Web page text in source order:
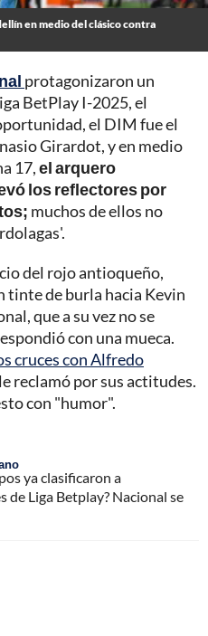
en medio del clásico contra
protagonizaron un
BetPlay I-2025, el
el DIM fue el
Girardot, y en medio
17,el arquero
los reflectores por
muchos de ellos no
del rojo antioqueño,
tinte de burla hacia Kevin
que a su vez no se
con una mueca.
cruces con Alfredo
reclamó por sus actitudes.
con "humor".
ya clasificaron a
de Liga Betplay? Nacional se